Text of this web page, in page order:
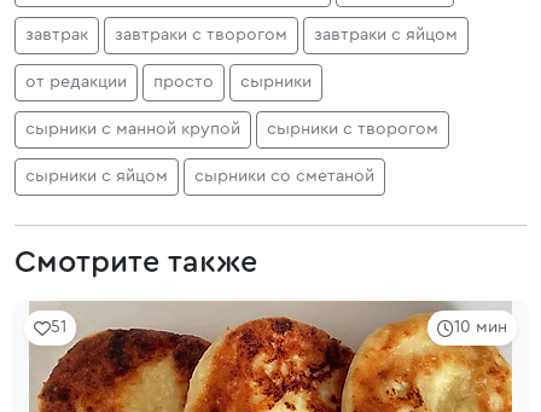
завтрак завтраки с творогом завтраки с яйцом
от редакции просто сырники
сырники с манной крупой сырники с творогом
сырники с яйцом сырники со сметаной
Смотрите также
10 мин
51